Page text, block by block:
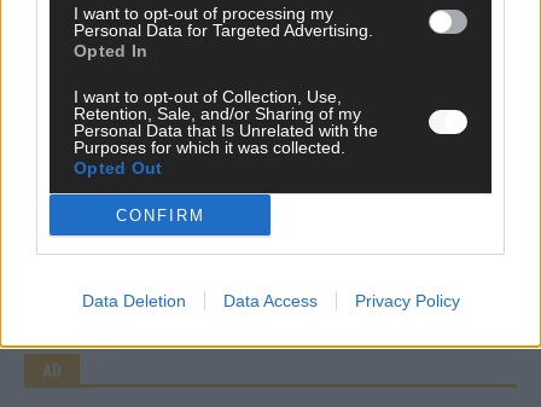
I want to opt-out of processing my
Personal Data for Targeted Advertising.
Opted In
I want to opt-out of Collection, Use,
Retention, Sale, and/or Sharing of my
Personal Data that Is Unrelated with the
Purposes for which it was collected.
Opted Out
CONFIRM
Data Deletion Data Access Privacy Policy
WERBE BEI UNS!
CHECK UNS AUF FACEBOOK
AD